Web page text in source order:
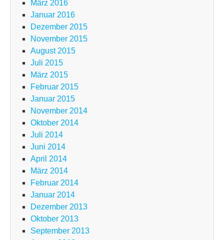
März 2016
Januar 2016
Dezember 2015
November 2015
August 2015
Juli 2015
März 2015
Februar 2015
Januar 2015
November 2014
Oktober 2014
Juli 2014
Juni 2014
April 2014
März 2014
Februar 2014
Januar 2014
Dezember 2013
Oktober 2013
September 2013